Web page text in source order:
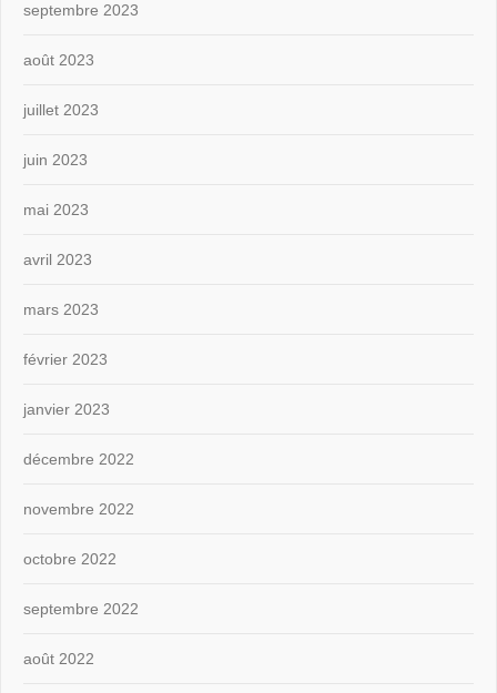
septembre 2023
août 2023
juillet 2023
juin 2023
mai 2023
avril 2023
mars 2023
février 2023
janvier 2023
décembre 2022
novembre 2022
octobre 2022
septembre 2022
août 2022